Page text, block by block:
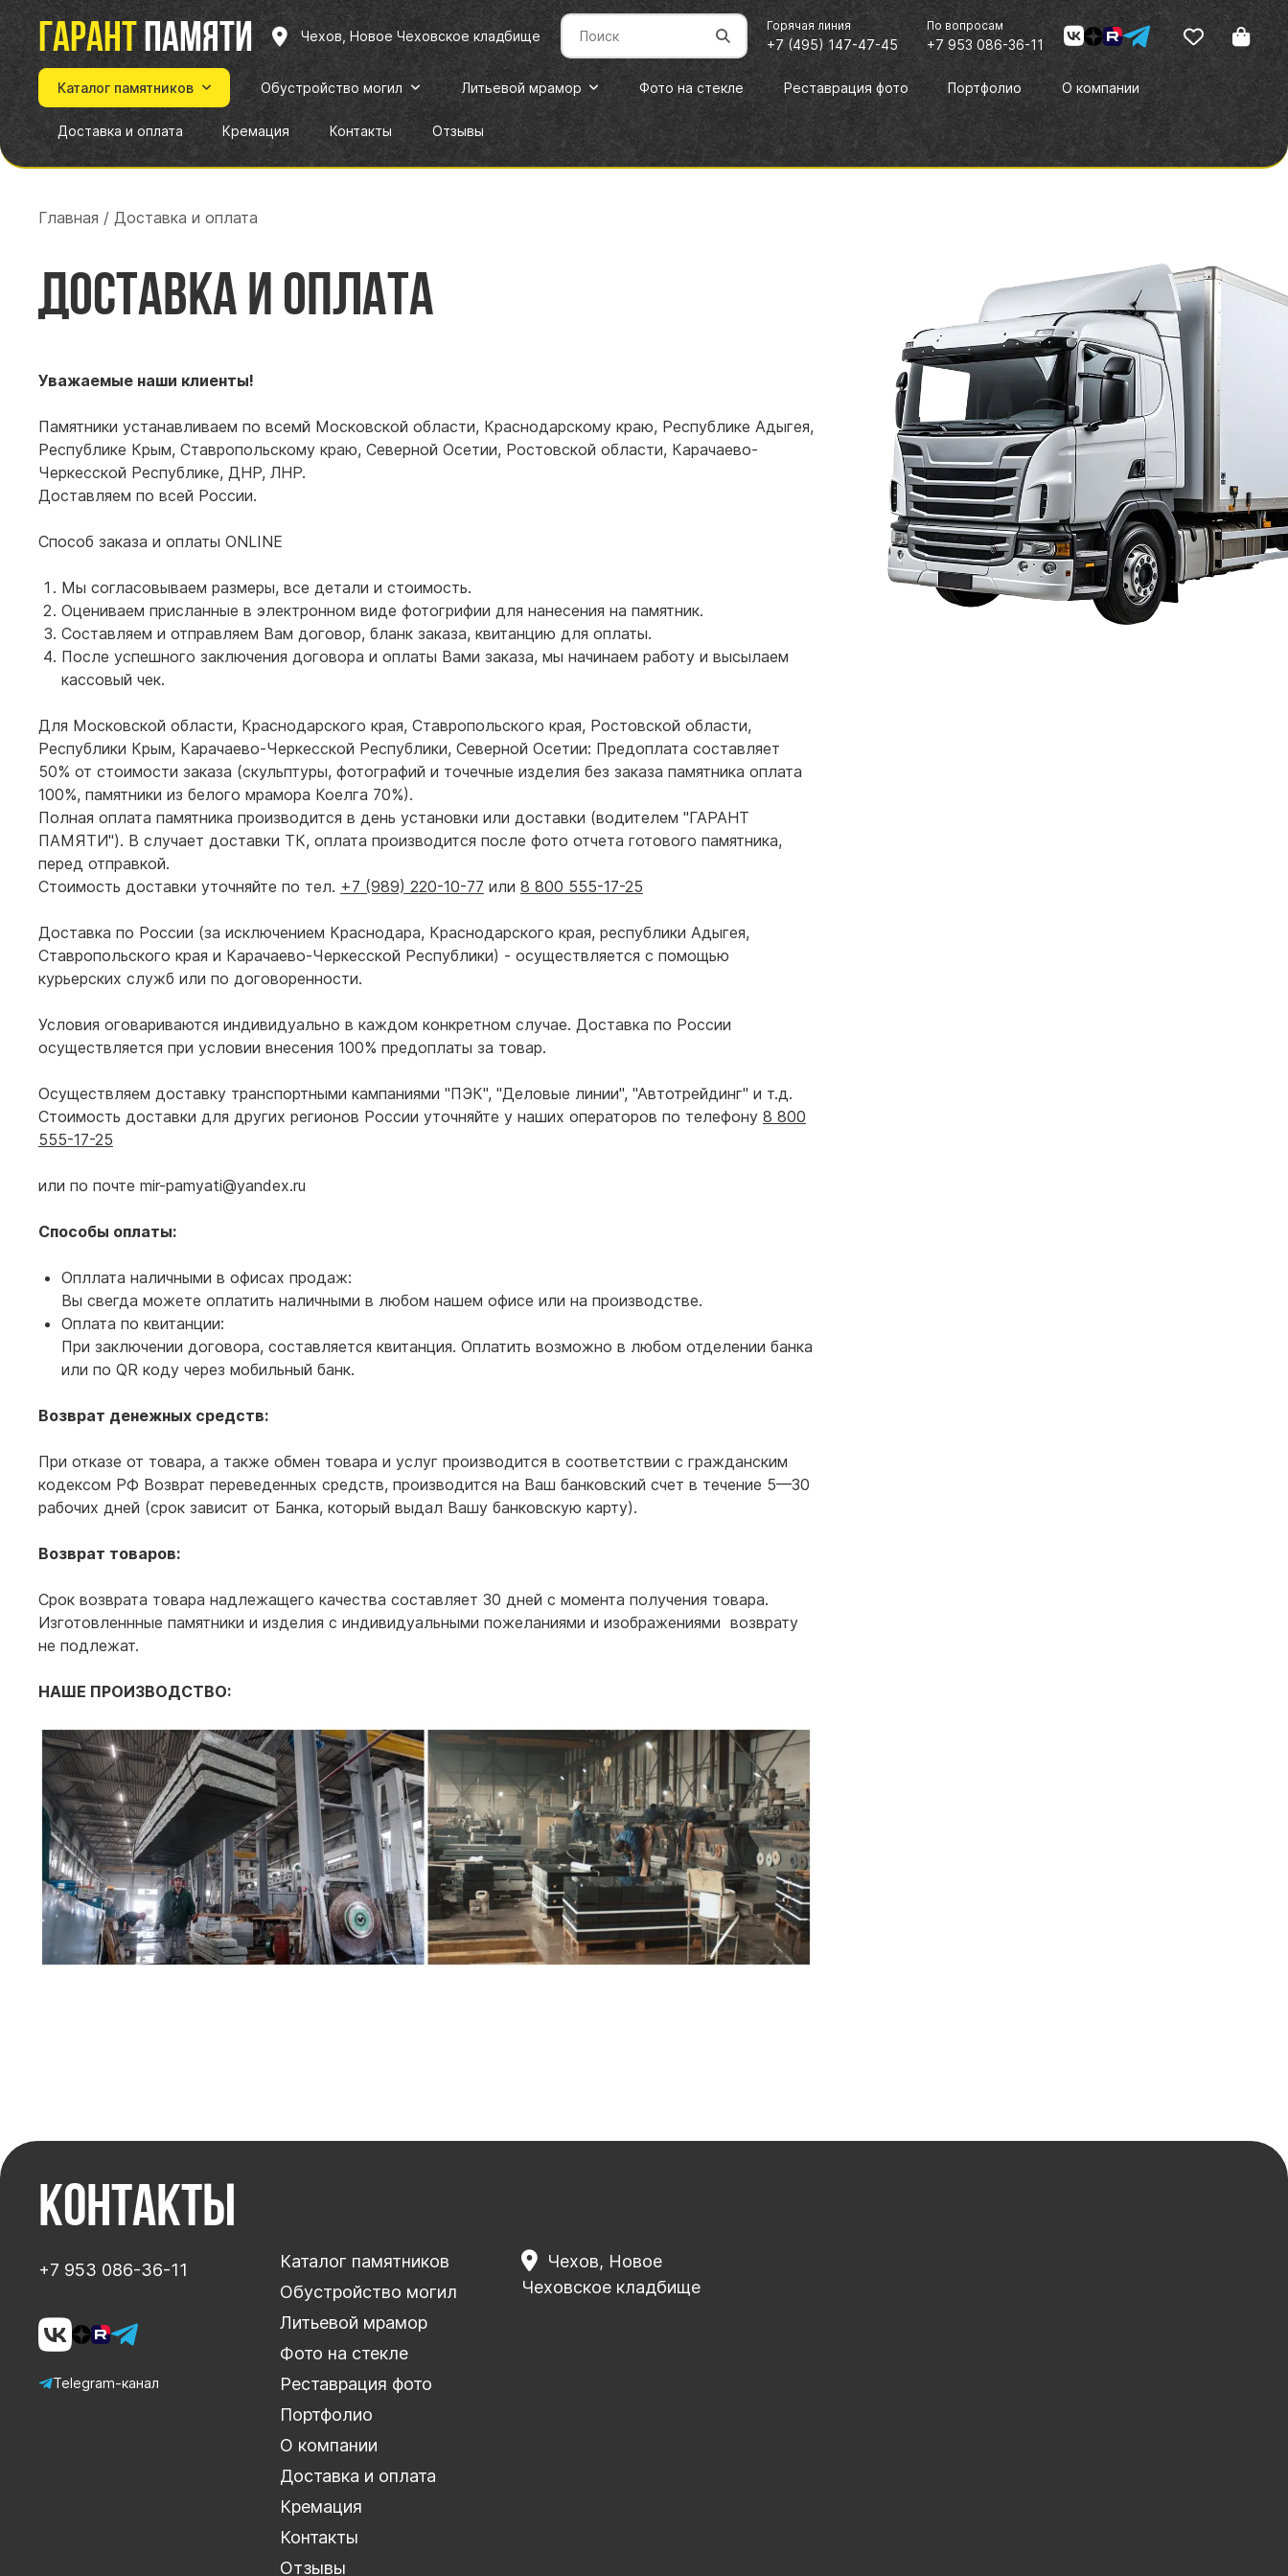
Гарантпамяти Чехов, Новое Чеховское кладбище
Горячая линия
+7 (495) 147-47-45
По вопросам
+7 953 086-36-11
Каталог памятников Обустройство могил Литьевой мрамор Фото на стекле Реставрация фото Портфолио О компании
Доставка и оплата Кремация Контакты Отзывы
Главная / Доставка и оплата
Доставка и оплата
Уважаемые наши клиенты!
Памятники устанавливаем по всемй Московской области, Краснодарскому краю, Республике Адыгея,
Республике Крым, Ставропольскому краю, Северной Осетии, Ростовской области, Карачаево-
Черкесской Республике, ДНР, ЛНР.
Доставляем по всей России.
Способ заказа и оплаты ONLINE
Мы согласовываем размеры, все детали и стоимость.
Оцениваем присланные в электронном виде фотогрифии для нанесения на памятник.
Составляем и отправляем Вам договор, бланк заказа, квитанцию для оплаты.
После успешного заключения договора и оплаты Вами заказа, мы начинаем работу и высылаем
кассовый чек.
Для Московской области, Краснодарского края, Ставропольского края, Ростовской области,
Республики Крым, Карачаево-Черкесской Республики, Северной Осетии: Предоплата составляет
50% от стоимости заказа (скульптуры, фотографий и точечные изделия без заказа памятника оплата
100%, памятники из белого мрамора Коелга 70%).
Полная оплата памятника производится в день установки или доставки (водителем "ГАРАНТ
ПАМЯТИ"). В случает доставки ТК, оплата производится после фото отчета готового памятника,
перед отправкой.
Стоимость доставки уточняйте по тел. +7 (989) 220-10-77 или 8 800 555-17-25
Доставка по России (за исключением Краснодара, Краснодарского края, республики Адыгея,
Ставропольского края и Карачаево-Черкесской Республики) - осуществляется с помощью
курьерских служб или по договоренности.
Условия оговариваются индивидуально в каждом конкретном случае. Доставка по России
осуществляется при условии внесения 100% предоплаты за товар.
Осуществляем доставку транспортными кампаниями "ПЭК", "Деловые линии", "Автотрейдинг" и т.д.
Стоимость доставки для других регионов России уточняйте у наших операторов по телефону 8 800
555-17-25
или по почте mir-pamyati@yandex.ru
Способы оплаты:
Опллата наличными в офисах продаж:
Вы свегда можете оплатить наличными в любом нашем офисе или на производстве.
Оплата по квитанции:
При заключении договора, составляется квитанция. Оплатить возможно в любом отделении банка
или по QR коду через мобильный банк.
Возврат денежных средств:
При отказе от товара, а также обмен товара и услуг производится в соответствии с гражданским
кодексом РФ Возврат переведенных средств, производится на Ваш банковский счет в течение 5—30
рабочих дней (срок зависит от Банка, который выдал Вашу банковскую карту).
Возврат товаров:
Срок возврата товара надлежащего качества составляет 30 дней с момента получения товара.
Изготовленнные памятники и изделия с индивидуальными пожеланиями и изображениями возврату
не подлежат.
НАШЕ ПРОИЗВОДСТВО:
Контакты
+7 953 086-36-11
Telegram-канал
Каталог памятников
Обустройство могил
Литьевой мрамор
Фото на стекле
Реставрация фото
Портфолио
О компании
Доставка и оплата
Кремация
Контакты
Отзывы
Чехов, Новое
Чеховское кладбище